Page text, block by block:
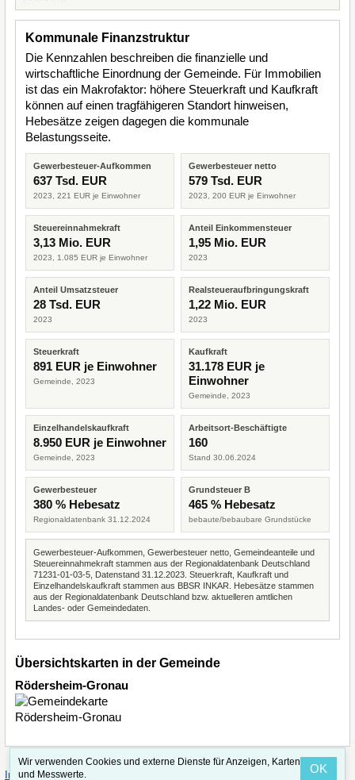
Kommunale Finanzstruktur
Die Kennzahlen beschreiben die finanzielle und
wirtschaftliche Einordnung der Gemeinde. Für Immobilien
ist das ein Makrofaktor: höhere Steuerkraft und Kaufkraft
können auf einen tragfähigeren Standort hinweisen,
Hebesätze zeigen dagegen die kommunale
Belastungsseite.
Gewerbesteuer-Aufkommen
637 Tsd. EUR
2023, 221 EUR je Einwohner
Gewerbesteuer netto
579 Tsd. EUR
2023, 200 EUR je Einwohner
Steuereinnahmekraft
3,13 Mio. EUR
2023, 1.085 EUR je Einwohner
Anteil Einkommensteuer
1,95 Mio. EUR
2023
Anteil Umsatzsteuer
28 Tsd. EUR
2023
Realsteueraufbringungskraft
1,22 Mio. EUR
2023
Steuerkraft
891 EUR je Einwohner
Gemeinde, 2023
Kaufkraft
31.178 EUR je
Einwohner
Gemeinde, 2023
Einzelhandelskaufkraft
8.950 EUR je Einwohner
Gemeinde, 2023
Arbeitsort-Beschäftigte
160
Stand 30.06.2024
Gewerbesteuer
380 % Hebesatz
Regionaldatenbank 31.12.2024
Grundsteuer B
465 % Hebesatz
bebaute/bebaubare Grundstücke
Gewerbesteuer-Aufkommen, Gewerbesteuer netto, Gemeindeanteile und
Steuereinnahmekraft stammen aus der Regionaldatenbank Deutschland
71231-01-03-5, Datenstand 31.12.2023. Steuerkraft, Kaufkraft und
Einzelhandelskaufkraft stammen aus BBSR INKAR. Hebesätze stammen
aus der Regionaldatenbank Deutschland bzw. aktuelleren amtlichen
Landes- oder Gemeindedaten.
Übersichtskarten in der Gemeinde
Rödersheim-Gronau
Impressum·Straßenindex
Wir verwenden Cookies und externe Dienste für Anzeigen, Karten
und Messwerte.
OK